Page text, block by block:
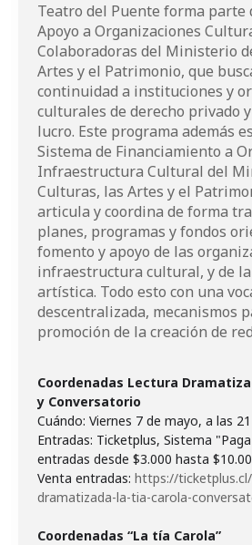
Teatro del Puente forma parte
Apoyo a Organizaciones
Colaboradoras del Ministerio
Artes y el Patrimonio, que
continuidad a instituciones y
culturales de derecho privado
lucro. Este programa además
Sistema de Financiamiento a
Infraestructura Cultural del
Culturas, las Artes y el
articula y coordina de forma
planes, programas y fondos
fomento y apoyo de las
infraestructura cultural, y de
artística. Todo esto con una
descentralizada, mecanismos
promoción de la creación de
Coordenadas Lectura
y Conversatorio
Cuándo: Viernes 7 de mayo, a las
Entradas: Ticketplus, Sistema
entradas desde $3.000 hasta
Venta entradas: https://
dramatizada-la-tia-carola-
Coordenadas “La tía Carola”